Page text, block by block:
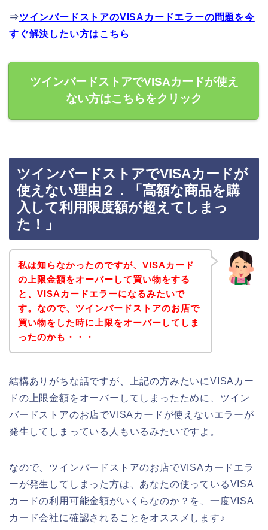
⇒ツインバードストアのVISAカードエラーの問題を今
すぐ解決したい方はこちら
ツインバードストアでVISAカードが使え
ない方はこちらをクリック
ツインバードストアでVISAカードが
使えない理由２．「高額な商品を購
入して利用限度額が超えてしまっ
た！」
私は知らなかったのですが、VISAカード
の上限金額をオーバーして買い物をする
と、VISAカードエラーになるみたいで
す。なので、ツインバードストアのお店で
買い物をした時に上限をオーバーしてしま
ったのかも・・・
結構ありがちな話ですが、上記の方みたいにVISAカー
ドの上限金額をオーバーしてしまったために、ツイン
バードストアのお店でVISAカードが使えないエラーが
発生してしまっている人もいるみたいですよ。
なので、ツインバードストアのお店でVISAカードエラ
ーが発生してしまった方は、あなたの使っているVISA
カードの利用可能金額がいくらなのか？を、一度VISA
カード会社に確認されることをオススメします♪